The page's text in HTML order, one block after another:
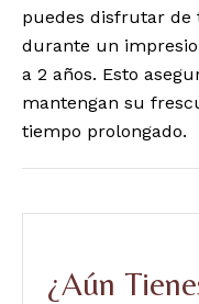
puedes disfrutar de
durante un
a 2 años. Esto
mantengan su
tiempo prolongado.
¿Aún